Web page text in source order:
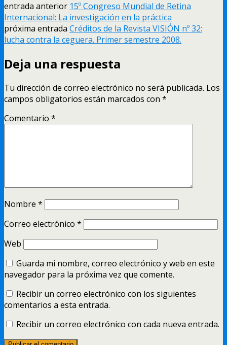
entrada anterior 15º Congreso Mundial de Retina
Internacional: La investigación en la práctica
próxima entrada Créditos de la Revista VISIÓN nº 32:
lucha contra la ceguera. Primer semestre 2008.
Deja una respuesta
Tu dirección de correo electrónico no será publicada. Los
campos obligatorios están marcados con *
Comentario *
Nombre *
Correo electrónico *
Web
Guarda mi nombre, correo electrónico y web en este
navegador para la próxima vez que comente.
Recibir un correo electrónico con los siguientes
comentarios a esta entrada.
Recibir un correo electrónico con cada nueva entrada.